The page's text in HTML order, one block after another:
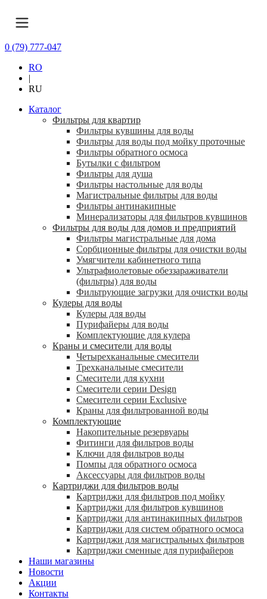
0 (79) 777-047
RO
|
RU
Каталог
Фильтры для квартир
Фильтры кувшины для воды
Фильтры для воды под мойку проточные
Фильтры обратного осмоса
Бутылки с фильтром
Фильтры для душа
Фильтры настольные для воды
Магистральные фильтры для воды
Фильтры антинакипные
Минерализаторы для фильтров кувшинов
Фильтры для воды для домов и предприятий
Фильтры магистральные для дома
Сорбционные фильтры для очистки воды
Умягчители кабинетного типа
Ультрафиолетовые обеззараживатели
(фильтры) для воды
Фильтрующие загрузки для очистки воды
Кулеры для воды
Кулеры для воды
Пурифайеры для воды
Комплектующие для кулера
Краны и смесители для воды
Четырехканальные смесители
Трехканальные смесители
Смесители для кухни
Смесители серии Design
Смесители серии Exclusive
Краны для фильтрованной воды
Комплектующие
Накопительные резервуары
Фитинги для фильтров воды
Ключи для фильтров воды
Помпы для обратного осмоса
Аксессуары для фильтров воды
Картриджи для фильтров воды
Картриджи для фильтров под мойку
Картриджи для фильтров кувшинов
Картриджи для антинакипных фильтров
Картриджи для систем обратного осмоса
Картриджи для магистральных фильтров
Картриджи сменные для пурифайеров
Наши магазины
Новости
Акции
Контакты